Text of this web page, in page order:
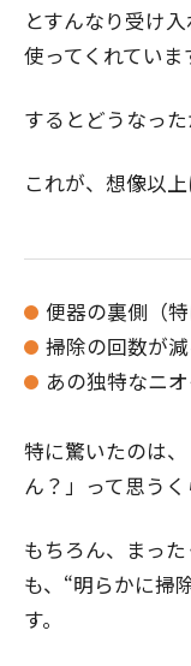
とすんなり受け
使ってくれていま
するとどうなった
これが、想像以
便器の裏側（
掃除の回数が
あの独特なニ
特に驚いたのは
ん？」って思うく
もちろん、まっ
も、“明らかに掃
す。